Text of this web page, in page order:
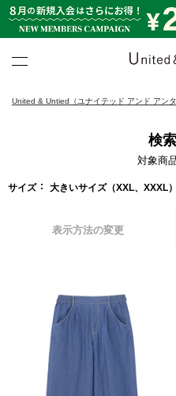
United & Untied（ユナイテッド アンド アン
検
対象商
サイズ 大きいサイズ（XXL、XXXL
表示方法の変更